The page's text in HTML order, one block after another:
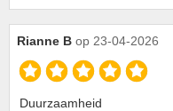
Rianne B op 23-04-2026
Duurzaamheid